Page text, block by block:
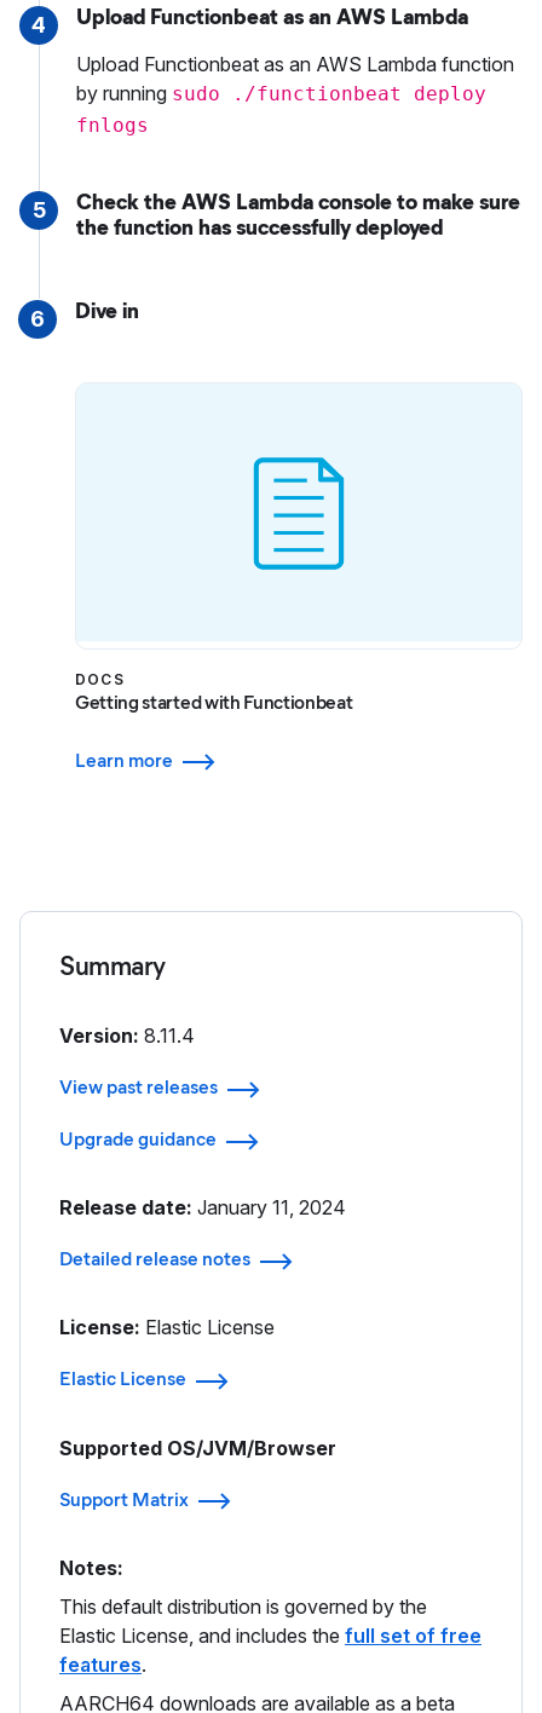
4 Upload Functionbeat as an AWS Lambda
Upload Functionbeat as an AWS Lambda function
by running sudo ./functionbeat deploy
fnlogs
5
Check the AWS Lambda console to make sure
the function has successfully deployed
6 Dive in
DOCS
Getting started with Functionbeat
Learn more
Summary
Version: 8.11.4
View past releases
Upgrade guidance
Release date: January 11, 2024
Detailed release notes
License: Elastic License
Elastic License
Supported OS/JVM/Browser
Support Matrix
Notes:
This default distribution is governed by the
Elastic License, and includes the full set of free
features.
AARCH64 downloads are available as a beta